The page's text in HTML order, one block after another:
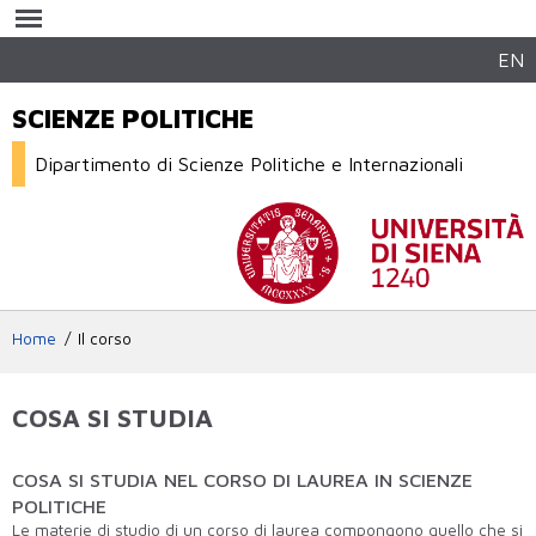
contenuto
EN
SCIENZE POLITICHE
Dipartimento di Scienze Politiche e Internazionali
Home Il corso
COSA SI STUDIA
COSA SI STUDIA NEL CORSO DI LAUREA IN SCIENZE
POLITICHE
Le materie di studio di un corso di laurea compongono quello che si